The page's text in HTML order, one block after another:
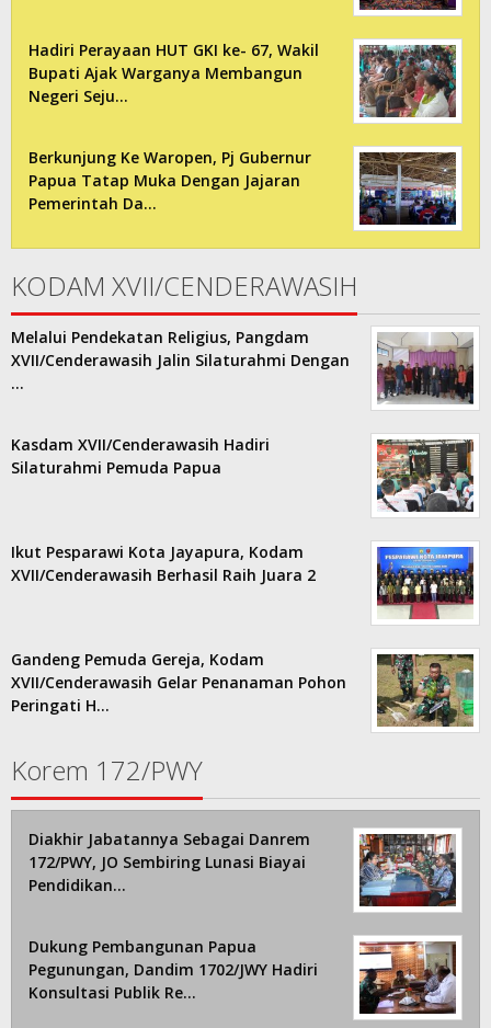
Hadiri Perayaan HUT GKI ke- 67, Wakil
Bupati Ajak Warganya Membangun
Negeri Seju…
Berkunjung Ke Waropen, Pj Gubernur
Papua Tatap Muka Dengan Jajaran
Pemerintah Da…
KODAM XVII/CENDERAWASIH
Melalui Pendekatan Religius, Pangdam
XVII/Cenderawasih Jalin Silaturahmi Dengan
…
Kasdam XVII/Cenderawasih Hadiri
Silaturahmi Pemuda Papua
Ikut Pesparawi Kota Jayapura, Kodam
XVII/Cenderawasih Berhasil Raih Juara 2
Gandeng Pemuda Gereja, Kodam
XVII/Cenderawasih Gelar Penanaman Pohon
Peringati H…
Korem 172/PWY
Diakhir Jabatannya Sebagai Danrem
172/PWY, JO Sembiring Lunasi Biayai
Pendidikan…
Dukung Pembangunan Papua
Pegunungan, Dandim 1702/JWY Hadiri
Konsultasi Publik Re…